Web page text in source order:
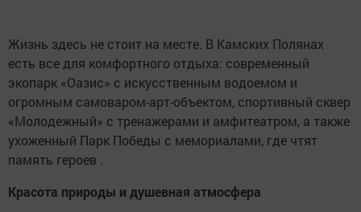
Жизнь здесь не стоит на месте. В Камских Полянах
есть все для комфортного отдыха: современный
экопарк «Оазис» с искусственным водоемом и
огромным самоваром-арт-объектом, спортивный сквер
«Молодежный» с тренажерами и амфитеатром, а также
ухоженный Парк Победы с мемориалами, где чтят
память героев .
Красота природы и душевная атмосфера